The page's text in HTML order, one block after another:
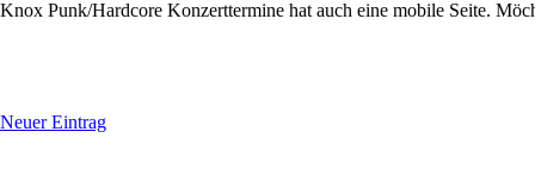
Knox Punk/Hardcore Konzerttermine hat auch eine mobile Seite.
Neuer Eintrag